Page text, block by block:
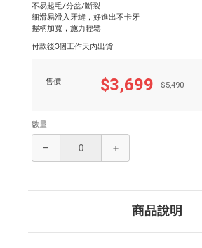
不易起毛/分岔/斷裂
細滑易滑入牙縫，好進出不卡牙
握柄加寬，施力輕鬆
付款後3個工作天內出貨
售價 $3,699 $5,490
數量
– ＋
商品說明